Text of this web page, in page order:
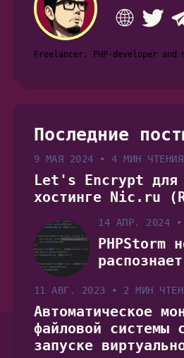
Freelancer, PHP-developer and
Последние
9 МАЯ 2024 • 4 МИН ЧТЕНИЯ
Let's Encrypt для
хостинге Nic.ru
14 АПР. 2024 •
PHPStorm
11 АВГ. 2023 • 2 МИН
Автоматическое
файловой системы
запуске